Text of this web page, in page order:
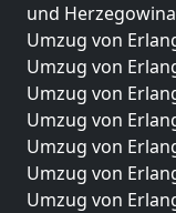
und Herzegowina
Umzug von
Umzug von
Umzug von
Umzug von
Umzug von
Umzug von
Umzug von